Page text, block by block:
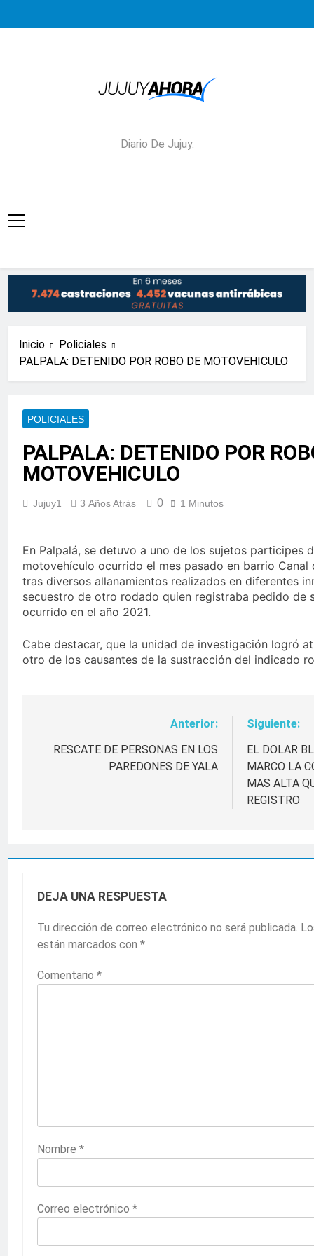
Jujuy Ahora!
Diario De Jujuy.
Inicio
Policiales
PALPALA: DETENIDO POR ROBO DE MOTOVEHICULO
POLICIALES
PALPALA: DETENIDO POR
MOTOVEHICULO
Jujuy1 3 Años Atrás 0 1 Minutos
En Palpalá, se detuvo a uno de los sujetos participes
motovehículo ocurrido el mes pasado en barrio Canal
tras diversos allanamientos realizados en diferentes
secuestro de otro rodado quien registraba pedido de
ocurrido en el año 2021.
Cabe destacar, que la unidad de investigación logró
otro de los causantes de la sustracción del indicado
de
Anterior:
RESCATE DE PERSONAS EN LOS
PAREDONES DE YALA
Siguiente:
EL DOLAR
MARCO LA
MAS ALTA
REGISTRO
DEJA UNA RESPUESTA
Tu dirección de correo electrónico no será publicada.
están marcados con *
Comentario *
Nombre *
Correo electrónico *